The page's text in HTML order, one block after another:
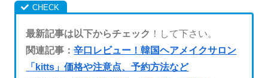
最新記事は以下からチェック ！して下さい。
関連記事：辛口レビュー！韓国ヘアメイクサロン
「kitts」価格や注意点、予約方法など